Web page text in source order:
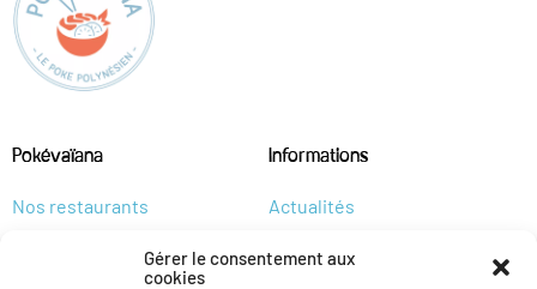
Gérer le consentement aux
cookies
Pokévaïana
Nos restaurants
Informations
Actualités